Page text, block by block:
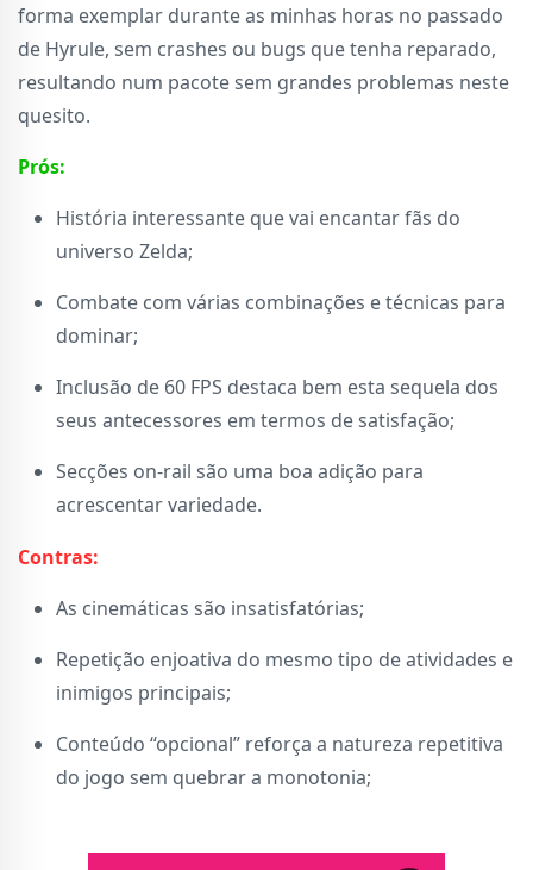
forma exemplar durante as minhas horas no passado
de Hyrule, sem crashes ou bugs que tenha reparado,
resultando num pacote sem grandes problemas neste
quesito.
Prós:
História interessante que vai encantar fãs do
universo Zelda;
Combate com várias combinações e técnicas para
dominar;
Inclusão de 60 FPS destaca bem esta sequela dos
seus antecessores em termos de satisfação;
Secções on-rail são uma boa adição para
acrescentar variedade.
Contras:
As cinemáticas são insatisfatórias;
Repetição enjoativa do mesmo tipo de atividades e
inimigos principais;
Conteúdo “opcional” reforça a natureza repetitiva
do jogo sem quebrar a monotonia;